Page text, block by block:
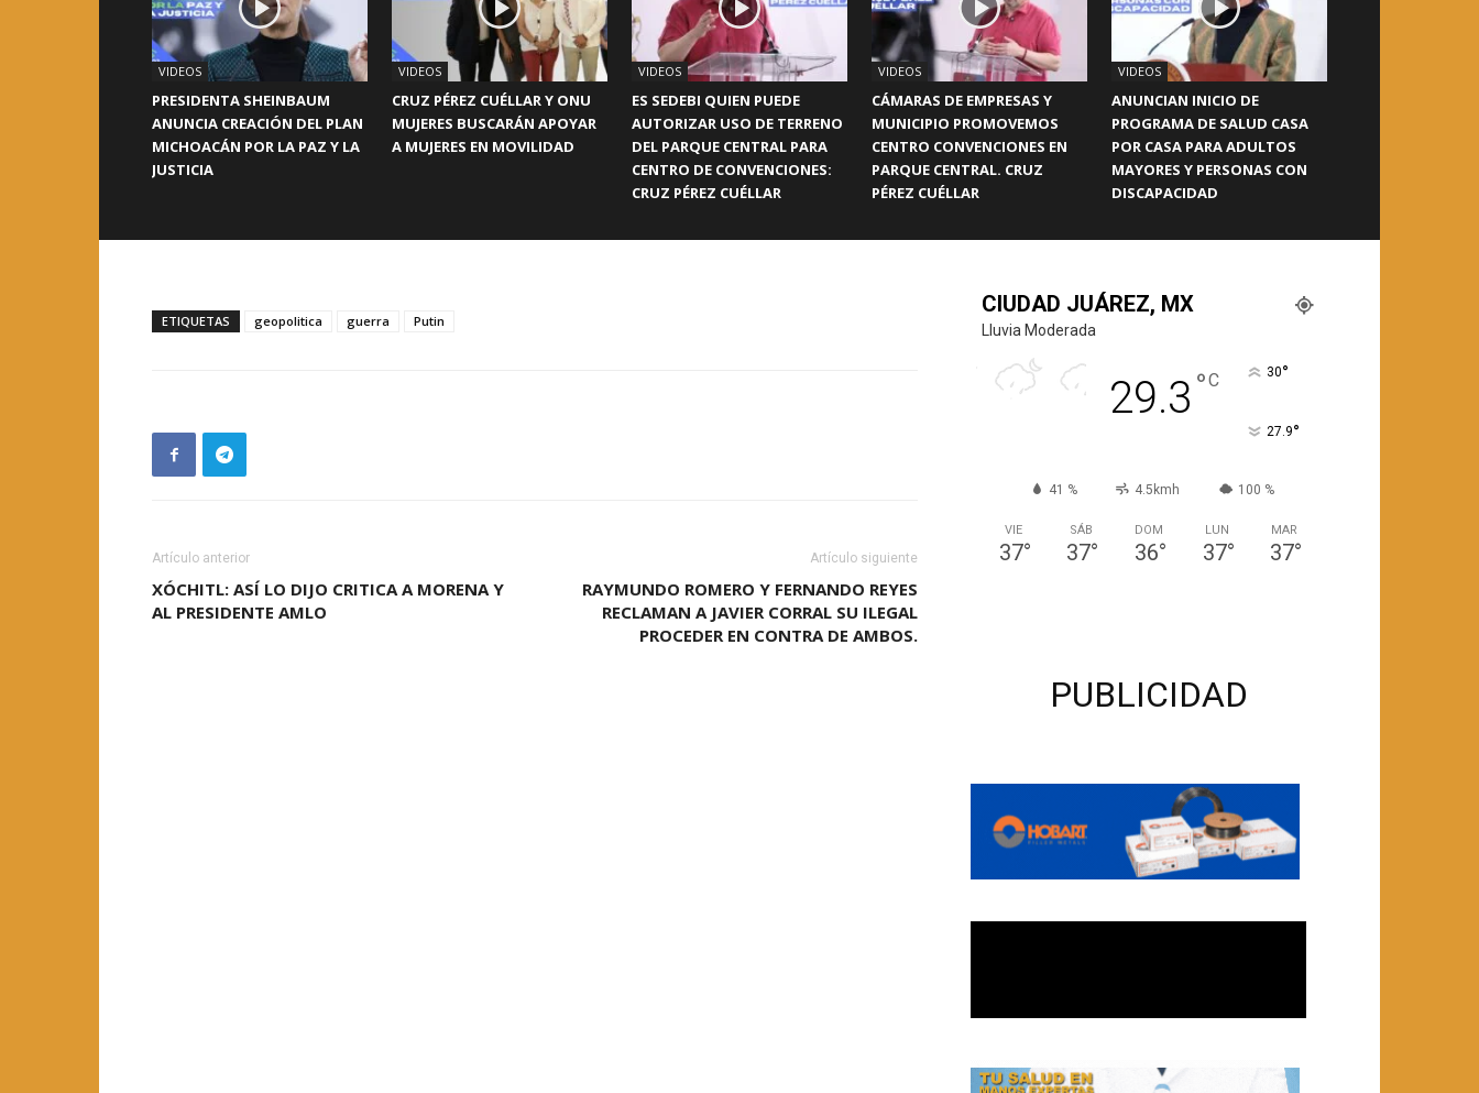
VIDEOS
PRESIDENTA SHEINBAUM
ANUNCIA CREACIÓN DEL PLAN
MICHOACÁN POR LA PAZ Y LA
JUSTICIA
VIDEOS
CRUZ PÉREZ CUÉLLAR Y ONU
MUJERES BUSCARÁN APOYAR
A MUJERES EN MOVILIDAD
VIDEOS
ES SEDEBI QUIEN PUEDE
AUTORIZAR USO DE TERRENO
DEL PARQUE CENTRAL PARA
CENTRO DE CONVENCIONES:
CRUZ PÉREZ CUÉLLAR
VIDEOS
CÁMARAS DE EMPRESAS Y
MUNICIPIO PROMOVEMOS
CENTRO CONVENCIONES EN
PARQUE CENTRAL. CRUZ
PÉREZ CUÉLLAR
VIDEOS
ANUNCIAN INICIO DE
PROGRAMA DE SALUD CASA
POR CASA PARA ADULTOS
MAYORES Y PERSONAS CON
DISCAPACIDAD
ETIQUETAS geopolitica guerra Putin
Artículo anterior
XÓCHITL: ASÍ LO DIJO CRITICA A MORENA Y
AL PRESIDENTE AMLO
Artículo siguiente
RAYMUNDO ROMERO Y FERNANDO REYES
RECLAMAN A JAVIER CORRAL SU ILEGAL
PROCEDER EN CONTRA DE AMBOS.
CIUDAD JUÁREZ, MX
Lluvia Moderada
29.3 °C 30°
27.9°
41 % 4.5kmh 100 %
VIE
37°
SÁB
37°
DOM
36°
LUN
37°
MAR
37°
PUBLICIDAD